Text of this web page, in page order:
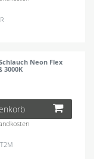
Schlauch Neon Flex
3000K